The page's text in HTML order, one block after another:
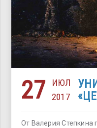
27
ИЮЛ
2017
От Валерия Степкина